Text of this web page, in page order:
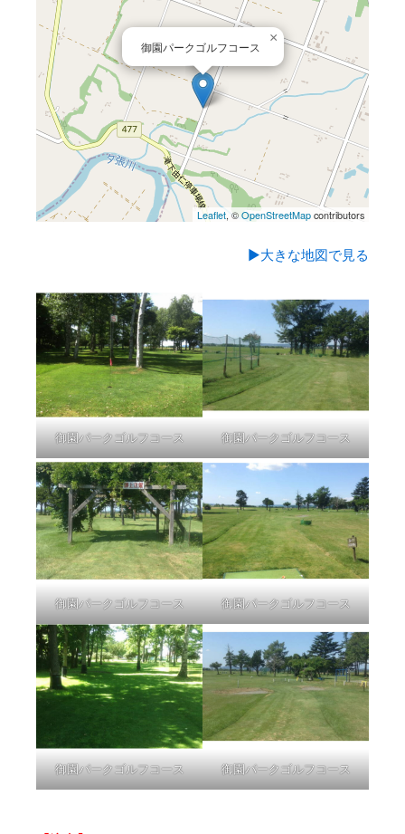
御園パークゴルフコース
×
Leaflet, ©OpenStreetMapcontributors
▶大きな地図で見る
御園パークゴルフコース 御園パークゴルフコース
御園パークゴルフコース 御園パークゴルフコース
御園パークゴルフコース 御園パークゴルフコース